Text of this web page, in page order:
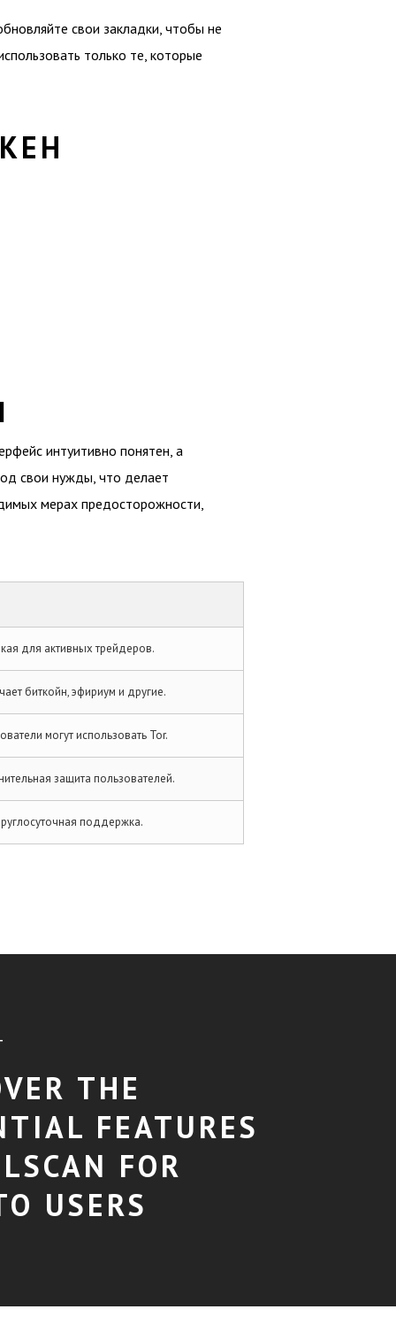
свои закладки, чтобы не
только те, которые
интуитивно понятен, а
свои нужды, что делает
мерах предосторожности,
для активных трейдеров.
биткойн, эфириум и другие.
могут использовать Tor.
защита пользователей.
поддержка.
THE
FEATURES
FOR
USERS